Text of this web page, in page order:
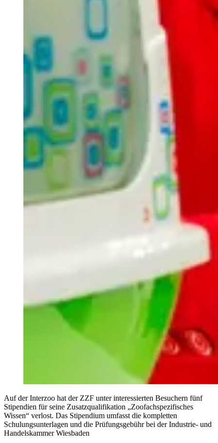
Auf der Interzoo hat der ZZF unter interessierten Besuchern fünf
Stipendien für seine Zusatzqualifikation „Zoofachspezifisches
Wissen“ verlost. Das Stipendium umfasst die kompletten
Schulungsunterlagen und die Prüfungsgebühr bei der Industrie- und
Handelskammer Wiesbaden